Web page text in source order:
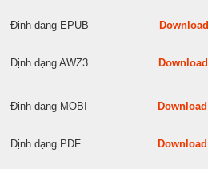
Định dạng EPUB Download
Định dạng AWZ3 Download
Định dạng MOBI Download
Định dạng PDF Download